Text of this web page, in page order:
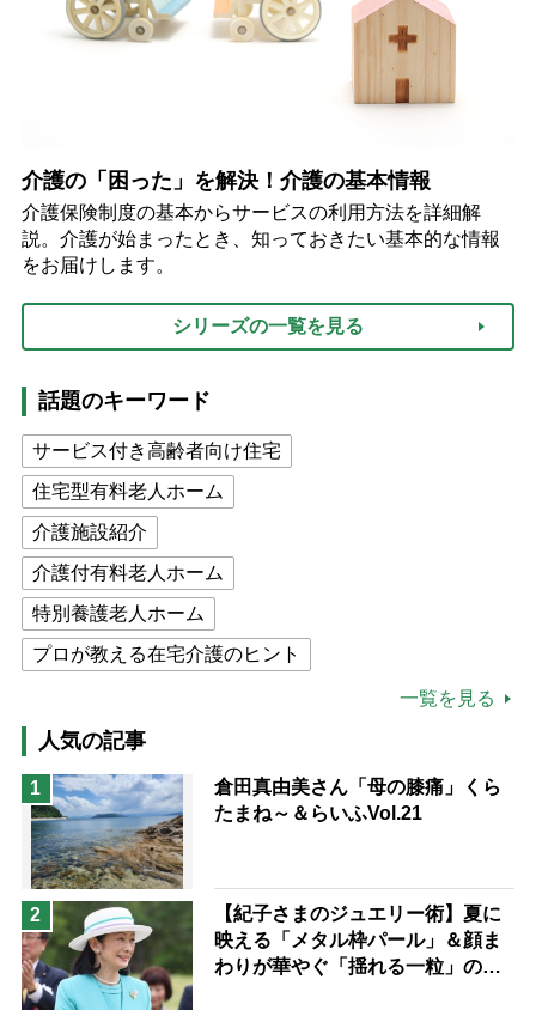
介護の「困った」を解決！介護の基本情報
介護保険制度の基本からサービスの利用方法を詳細解
説。介護が始まったとき、知っておきたい基本的な情報
をお届けします。
シリーズの一覧を見る
話題のキーワード
サービス付き高齢者向け住宅
住宅型有料老人ホーム
介護施設紹介
介護付有料老人ホーム
特別養護老人ホーム
プロが教える在宅介護のヒント
高木ブー
ケアマネジャー
猫が母になつきません
息子の遠距離介護サバイバル術
兄がボケました
予防法
一覧を見る
人気の記事
1
倉田真由美さん「母の膝痛」くら
たまね～＆らいふVol.21
2
【紀子さまのジュエリー術】夏に
映える「メタル枠パール」＆顔ま
わりが華やぐ「揺れる一粒」の使